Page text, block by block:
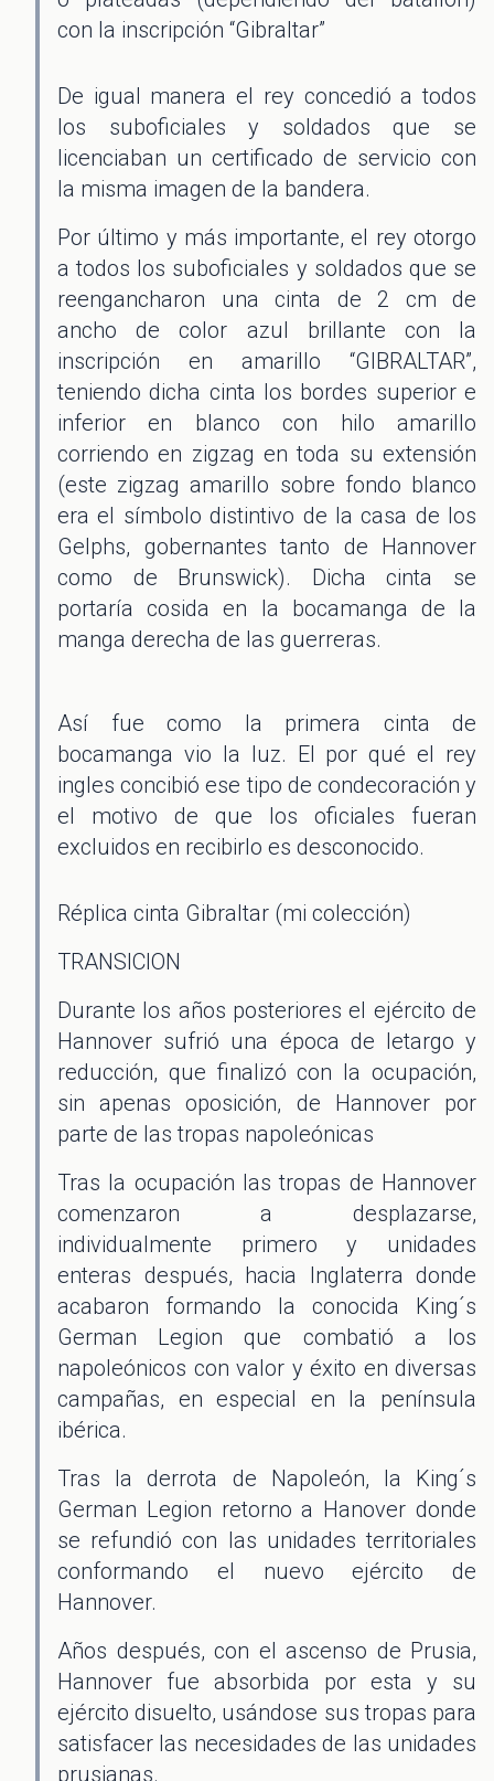
con la inscripción “Gibraltar”
De igual manera el rey concedió a todos
los suboficiales y soldados que se
licenciaban un certificado de servicio con
la misma imagen de la bandera.
Por último y más importante, el rey otorgo
a todos los suboficiales y soldados que se
reengancharon una cinta de 2 cm de
ancho de color azul brillante con la
inscripción en amarillo “GIBRALTAR”,
teniendo dicha cinta los bordes superior e
inferior en blanco con hilo amarillo
corriendo en zigzag en toda su extensión
(este zigzag amarillo sobre fondo blanco
era el símbolo distintivo de la casa de los
Gelphs, gobernantes tanto de Hannover
como de Brunswick). Dicha cinta se
portaría cosida en la bocamanga de la
manga derecha de las guerreras.
Así fue como la primera cinta de
bocamanga vio la luz. El por qué el rey
ingles concibió ese tipo de condecoración y
el motivo de que los oficiales fueran
excluidos en recibirlo es desconocido.
Réplica cinta Gibraltar (mi colección)
TRANSICION
Durante los años posteriores el ejército de
Hannover sufrió una época de letargo y
reducción, que finalizó con la ocupación,
sin apenas oposición, de Hannover por
parte de las tropas napoleónicas
Tras la ocupación las tropas de Hannover
comenzaron a desplazarse,
individualmente primero y unidades
enteras después, hacia Inglaterra donde
acabaron formando la conocida King´s
German Legion que combatió a los
napoleónicos con valor y éxito en diversas
campañas, en especial en la península
ibérica.
Tras la derrota de Napoleón, la King´s
German Legion retorno a Hanover donde
se refundió con las unidades territoriales
conformando el nuevo ejército de
Hannover.
Años después, con el ascenso de Prusia,
Hannover fue absorbida por esta y su
ejército disuelto, usándose sus tropas para
satisfacer las necesidades de las unidades
prusianas.